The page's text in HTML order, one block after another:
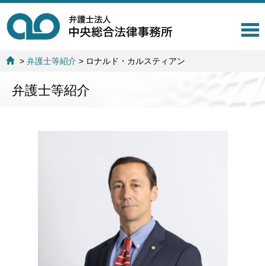
T
>弁護士等紹介 > ロナルド・カルスティアン
弁護士等紹介